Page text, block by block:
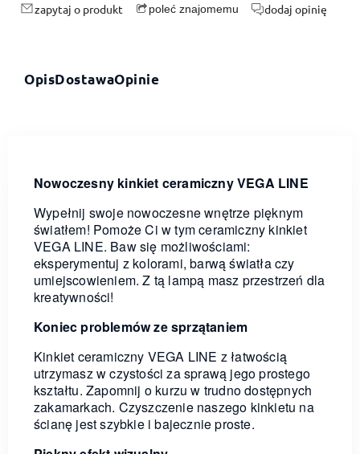
zapytaj o produkt poleć znajomemu dodaj opinię
OpisDostawaOpinie
Nowoczesny kinkiet ceramiczny VEGA LINE
Wypełnij swoje nowoczesne wnętrze pięknym
światłem! Pomoże Ci w tym ceramiczny kinkiet
VEGA LINE. Baw się możliwościami:
eksperymentuj z kolorami, barwą światła czy
umiejscowieniem. Z tą lampą masz przestrzeń dla
kreatywności!
Koniec problemów ze sprzątaniem
Kinkiet ceramiczny VEGA LINE z łatwością
utrzymasz w czystości za sprawą jego prostego
kształtu. Zapomnij o kurzu w trudno dostępnych
zakamarkach. Czyszczenie naszego kinkietu na
ścianę jest szybkie i bajecznie proste.